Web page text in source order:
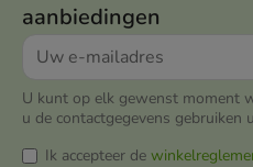
aanbiedingen
U kunt op elk gewenst moment
u de contactgegevens gebruiken
Ik accepteer de